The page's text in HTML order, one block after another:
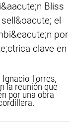
Torres,
la reunión que
por una obra